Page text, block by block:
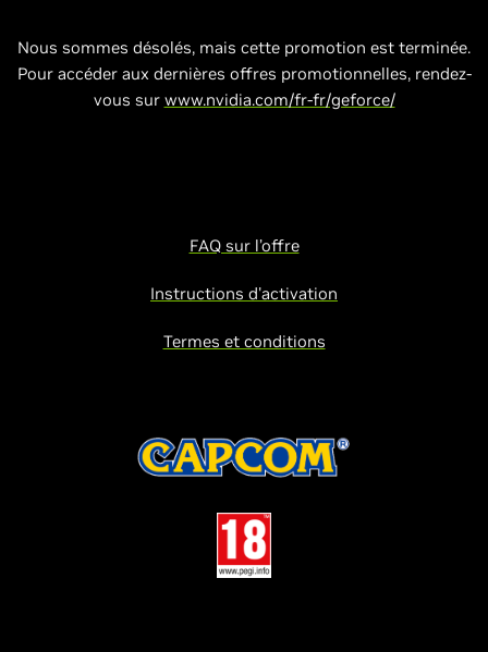
Nous sommes désolés, mais cette promotion est terminée.
Pour accéder aux dernières offres promotionnelles, rendez-
vous sur www.nvidia.com/fr-fr/geforce/
FAQ sur l’offre
Instructions d'activation
Termes et conditions